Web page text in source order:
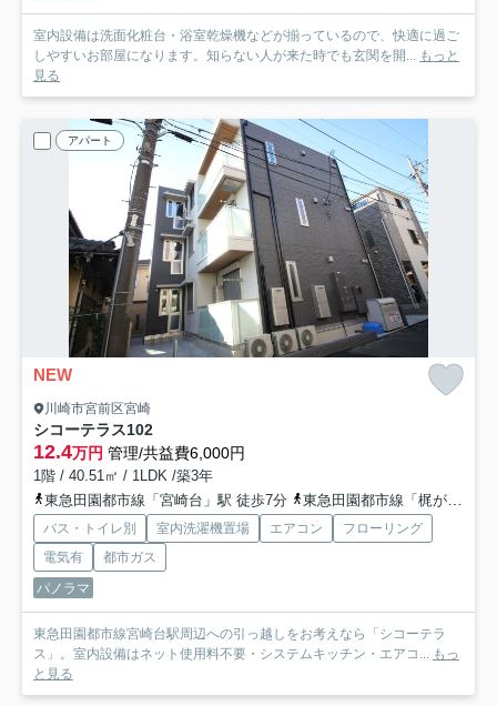
室内設備は洗面化粧台・浴室乾燥機などが揃っているので、快適に過ご
しやすいお部屋になります。知らない人が来た時でも玄関を開...
もっと
見る
アパート
NEW
川崎市宮前区宮崎
シコーテラス102
12.4万円 管理/共益費6,000円
1階 / 40.51㎡ / 1LDK /築3年
東急田園都市線「宮崎台」駅 徒歩7分
東急田園都市線「梶が谷」駅 徒歩17分
バス・トイレ別 室内洗濯機置場 エアコン
フローリング
電気有
都市ガス
パノラマ
東急田園都市線宮崎台駅周辺への引っ越しをお考えなら「シコーテラ
ス」。室内設備はネット使用料不要・システムキッチン・エアコ...
もっ
と見る